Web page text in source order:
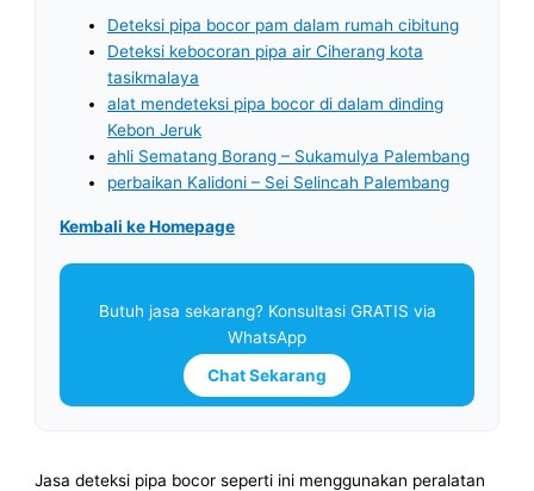
Deteksi pipa bocor pam dalam rumah cibitung
Deteksi kebocoran pipa air Ciherang kota
tasikmalaya
alat mendeteksi pipa bocor di dalam dinding
Kebon Jeruk
ahli Sematang Borang – Sukamulya Palembang
perbaikan Kalidoni – Sei Selincah Palembang
Kembali ke Homepage
Butuh jasa sekarang? Konsultasi GRATIS via
WhatsApp
Chat Sekarang
Jasa deteksi pipa bocor seperti ini menggunakan peralatan